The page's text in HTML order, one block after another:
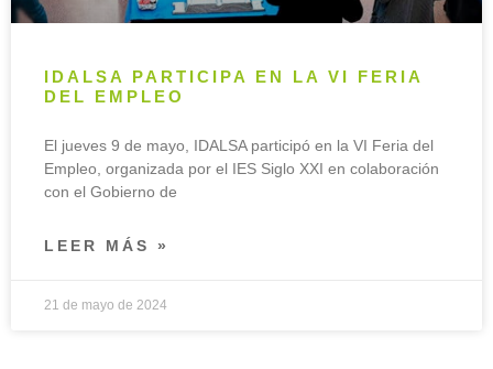
IDALSA PARTICIPA EN LA VI FERIA
DEL EMPLEO
El jueves 9 de mayo, IDALSA participó en la VI Feria del
Empleo, organizada por el IES Siglo XXI en colaboración
con el Gobierno de
LEER MÁS »
21 de mayo de 2024